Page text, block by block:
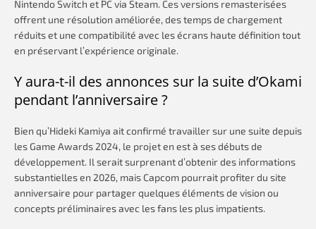
Nintendo Switch et PC via Steam. Ces versions remasterisées
offrent une résolution améliorée, des temps de chargement
réduits et une compatibilité avec les écrans haute définition tout
en préservant l’expérience originale.
Y aura-t-il des annonces sur la suite d’Okami
pendant l’anniversaire ?
Bien qu’Hideki Kamiya ait confirmé travailler sur une suite depuis
les Game Awards 2024, le projet en est à ses débuts de
développement. Il serait surprenant d’obtenir des informations
substantielles en 2026, mais Capcom pourrait profiter du site
anniversaire pour partager quelques éléments de vision ou
concepts préliminaires avec les fans les plus impatients.